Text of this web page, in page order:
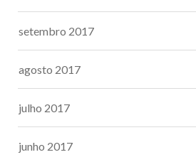
setembro 2017
agosto 2017
julho 2017
junho 2017